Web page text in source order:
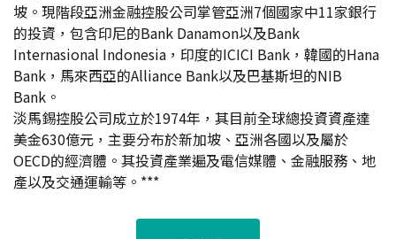
坡。現階段亞洲金融控股公司掌管亞洲7個國家中11家銀行
的投資，包含印尼的Bank Danamon以及Bank
Internasional Indonesia，印度的ICICI Bank，韓國的Hana
Bank，馬來西亞的Alliance Bank以及巴基斯坦的NIB
Bank。
淡馬錫控股公司成立於1974年，其目前全球總投資資產達
美金630億元，主要分布於新加坡、亞洲各國以及屬於
OECD的經濟體。其投資產業遍及電信媒體、金融服務、地
產以及交通運輸等。***